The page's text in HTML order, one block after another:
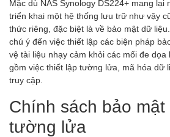
Mặc dù NAS Synology DS224+ mang
triển khai một hệ thống lưu trữ như vậy
thức riêng, đặc biệt là về bảo mật dữ
chú ý đến việc thiết lập các biện pháp
vệ tài liệu nhạy cảm khỏi các mối đe
gồm việc thiết lập tường lửa, mã hóa dữ
truy cập.
Chính sách bảo
tường lửa